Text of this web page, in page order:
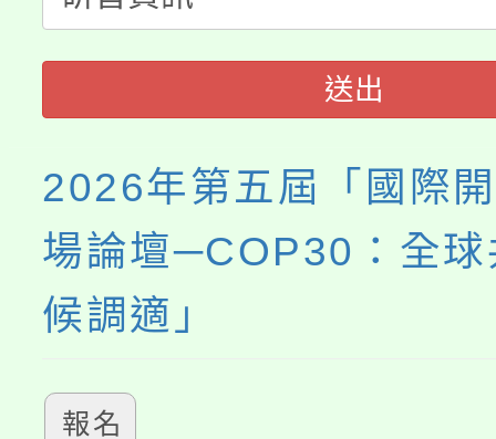
心理、諮商輔導、社會
系所師生報名參加。
門員」簡章及活動海報
踴躍報名參加。
要點
展演活動實施計畫」
115年度「教育部表揚
義教育推展貢獻獎」
送出
2026年第五屆「國際
場論壇─COP30：全
候調適」
報名